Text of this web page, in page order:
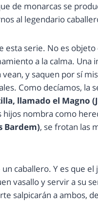
de monarcas se
al legendario
esta serie. No es
a la calma. Una
y saquen por sí
Como decíamos, la
llamado el Magno
hijos nombra como
Bardem), se frotan las
caballero. Y es que el
vasallo y servir a su
salpicarán a ambos,